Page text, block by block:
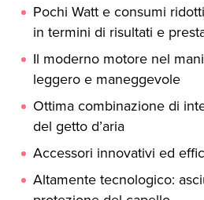
Pochi Watt e consumi
in termini di risultati e
Il moderno motore nel
leggero e maneggevole
Ottima combinazione di
del getto d’aria
Accessori innovativi ed
Altamente tecnologico: